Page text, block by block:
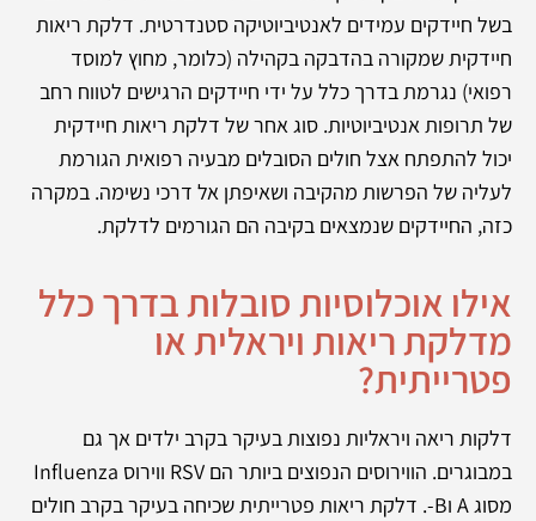
בשל חיידקים עמידים לאנטיביוטיקה סטנדרטית. דלקת ריאות
חיידקית שמקורה בהדבקה בקהילה (כלומר, מחוץ למוסד
רפואי) נגרמת בדרך כלל על ידי חיידקים הרגישים לטווח רחב
של תרופות אנטיביוטיות. סוג אחר של דלקת ריאות חיידקית
יכול להתפתח אצל חולים הסובלים מבעיה רפואית הגורמת
לעליה של הפרשות מהקיבה ושאיפתן אל דרכי נשימה. במקרה
כזה, החיידקים שנמצאים בקיבה הם הגורמים לדלקת.
אילו אוכלוסיות סובלות בדרך כלל
מדלקת ריאות ויראלית או
פטרייתית?
דלקות ריאה ויראליות נפוצות בעיקר בקרב ילדים אך גם
מסוג A וB-. דלקת ריאות פטרייתית שכיחה בעיקר בקרב חולים